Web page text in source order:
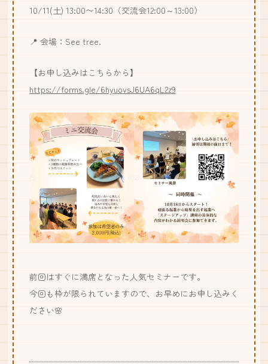
10/11(土) 13:00〜14:30（交流会12:00～13:00）
📍 会場：See tree.
【お申し込みはこちらから】
https://forms.gle/6hyuovsJ6UA6qL2z9
前回はすぐに満席となった人気セミナーです。
今回も枠が限られていますので、お早めにお申し込みく
ださい🌸